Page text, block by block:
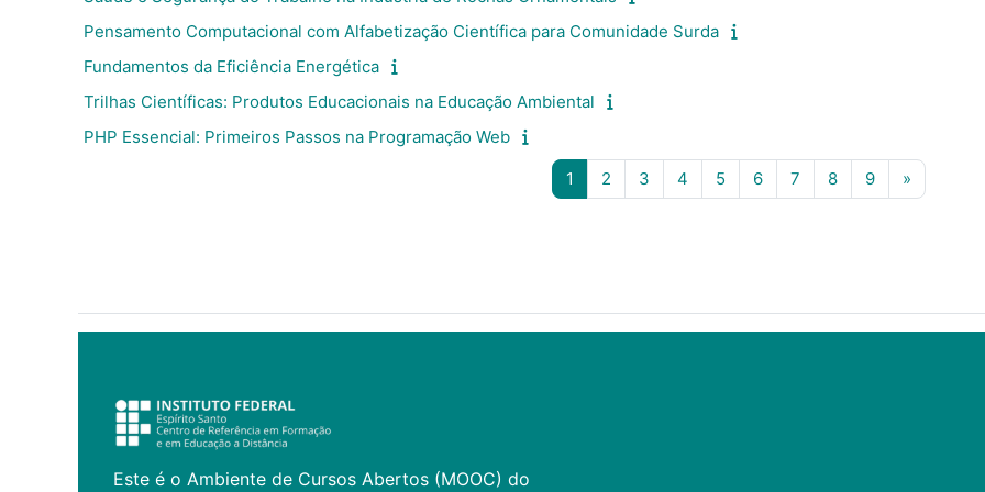
Pensamento Computacional com Alfabetização Científica para Comunidade Surda
Fundamentos da Eficiência Energética
Trilhas Científicas: Produtos Educacionais na Educação Ambiental
PHP Essencial: Primeiros Passos na Programação Web
1 Página 1
2 Página 2
3 Página 3
4 Página 4
5 Página 5
6Página 6
7 Página 7
8Página 8
9Página 9
»
Este é o Ambiente de Cursos Abertos (MOOC) do